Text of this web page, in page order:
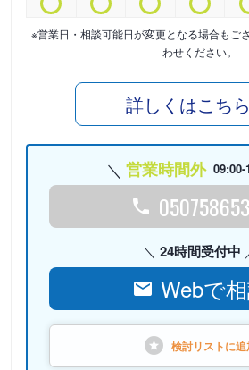
※営業日・相談可能日が変更となる場合もご
わせください。
詳しくはこちら
営業時間外 09:00-
24時間受付中
Webで
検討リストに追